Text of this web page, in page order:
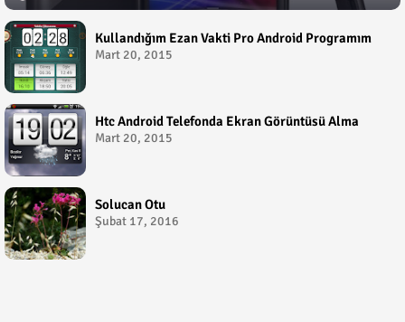
Kullandığım Ezan Vakti Pro Android Programım
Mart 20, 2015
Htc Android Telefonda Ekran Görüntüsü Alma
Mart 20, 2015
Solucan Otu
Şubat 17, 2016